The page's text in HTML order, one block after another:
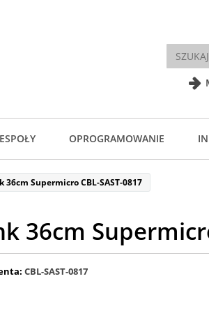
OPROGRAMOWANIE
Supermicro CBL-SAST-0817
36cm
CBL-SAST-0817